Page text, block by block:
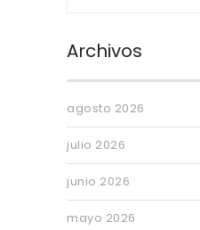
Archivos
agosto 2026
julio 2026
junio 2026
mayo 2026